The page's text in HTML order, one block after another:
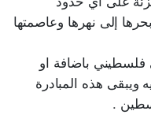
إلى نهرها وعاصمتها
فلسطيني باضافة او
ويبقى هذه المبادرة
.